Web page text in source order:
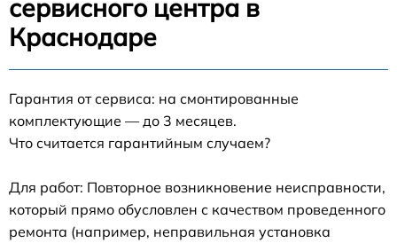
сервисного центра в
Краснодаре
Гарантия от сервиса: на смонтированные
комплектующие — до 3 месяцев.
Что считается гарантийным случаем?
Для работ: Повторное возникновение неисправности,
который прямо обусловлен с качеством проведенного
ремонта (например, неправильная установка